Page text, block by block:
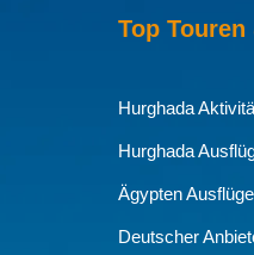
Top
Hurghada
Hurghada
Ägypten
Deutscher